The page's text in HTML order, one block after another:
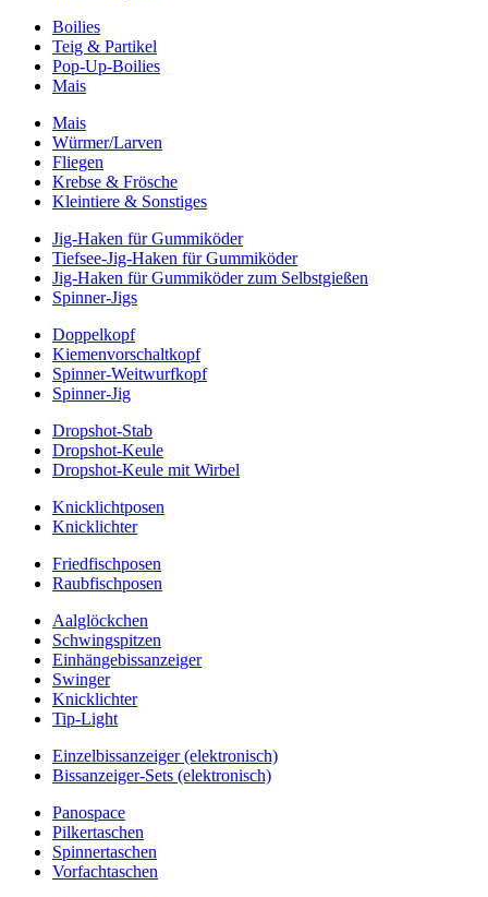
Boilies
Teig & Partikel
Pop-Up-Boilies
Mais
Mais
Würmer/Larven
Fliegen
Krebse & Frösche
Kleintiere & Sonstiges
Jig-Haken für Gummiköder
Tiefsee-Jig-Haken für Gummiköder
Jig-Haken für Gummiköder zum Selbstgießen
Spinner-Jigs
Doppelkopf
Kiemenvorschaltkopf
Spinner-Weitwurfkopf
Spinner-Jig
Dropshot-Stab
Dropshot-Keule
Dropshot-Keule mit Wirbel
Knicklichtposen
Knicklichter
Friedfischposen
Raubfischposen
Aalglöckchen
Schwingspitzen
Einhängebissanzeiger
Swinger
Knicklichter
Tip-Light
Einzelbissanzeiger (elektronisch)
Bissanzeiger-Sets (elektronisch)
Panospace
Pilkertaschen
Spinnertaschen
Vorfachtaschen